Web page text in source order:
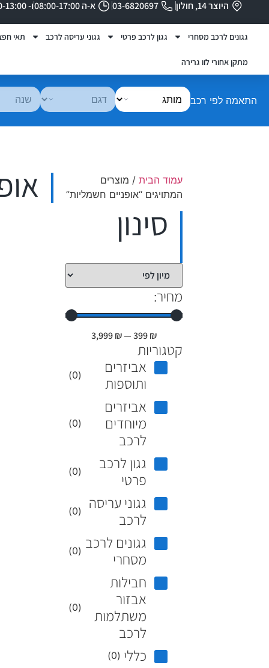
היוצר 14, חולון 03-6820697 א-ה 08:00-17:00 ו- 08:00-13:00
גגונים לרכב מסחרי גגון לרכב פרטי גגוני עריסה לרכב תאי
מתקן אחורי לוו גרירה
התאמה לפי רכב
עמוד הבית / מוצרים
המתויגים “אופניים חשמליות”
סינון
מחיר:
₪
399
—
₪
3,999
קטגוריות
אביזרים
ותוספות
(
0
)
אביזרים
מיוחדים
לרכב
(
0
)
גגון לרכב
פרטי
(
0
)
גגוני עריסה
לרכב
(
0
)
גגונים לרכב
מסחרי
(
0
)
חבילות
אבזור
משתלמות
לרכב
(
0
)
כללי (
0
)